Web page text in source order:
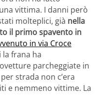
vittima. I danni però
molteplici, già nella
il primo spavento in
in via Croce
la frana ha
parcheggiate in
strada non c’era
e nemmeno vittime. La